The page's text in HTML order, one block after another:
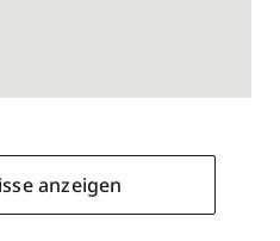
anzeigen